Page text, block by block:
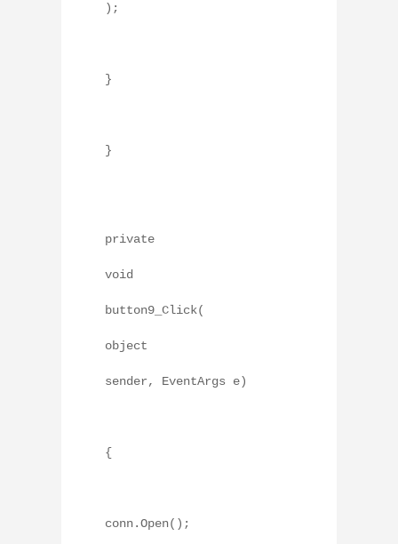
);
}
}
private
void
button9_Click(
object
sender, EventArgs e)
{
conn.Open();